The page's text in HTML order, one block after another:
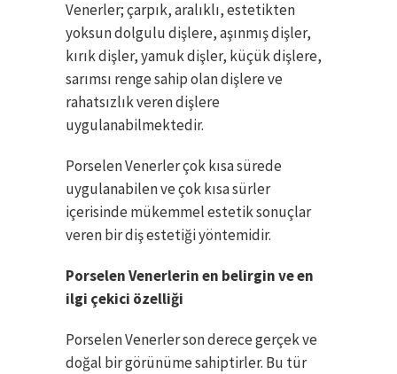
Venerler; çarpık, aralıklı, estetikten
yoksun dolgulu dişlere, aşınmış dişler,
kırık dişler, yamuk dişler, küçük dişlere,
sarımsı renge sahip olan dişlere ve
rahatsızlık veren dişlere
uygulanabilmektedir.
Porselen Venerler çok kısa sürede
uygulanabilen ve çok kısa sürler
içerisinde mükemmel estetik sonuçlar
veren bir diş estetiği yöntemidir.
Porselen Venerlerin en belirgin ve en
ilgi çekici özelliği
Porselen Venerler son derece gerçek ve
doğal bir görünüme sahiptirler. Bu tür